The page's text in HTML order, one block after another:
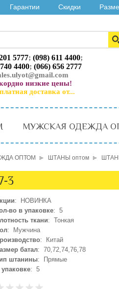
Гарантии Скидки
5777; (098) 611 4400;
4400; (066) 656 2777
низкие цены!
доставка от...
МУЖСКАЯ ОДЕЖДА
ОПТОМ ШТАНЫ оптом
3
: НОВИНКА
во в упаковке: 5
ткани: Тонкая
: Мужчина
: Китай
батал: 70,72,74,76,78
штанины: Прямые
упаковке: 5